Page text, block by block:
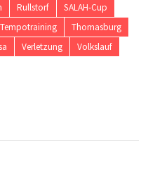
Rullstorf
SALAH-Cup
Tempotraining
Thomasburg
Verletzung
Volkslauf